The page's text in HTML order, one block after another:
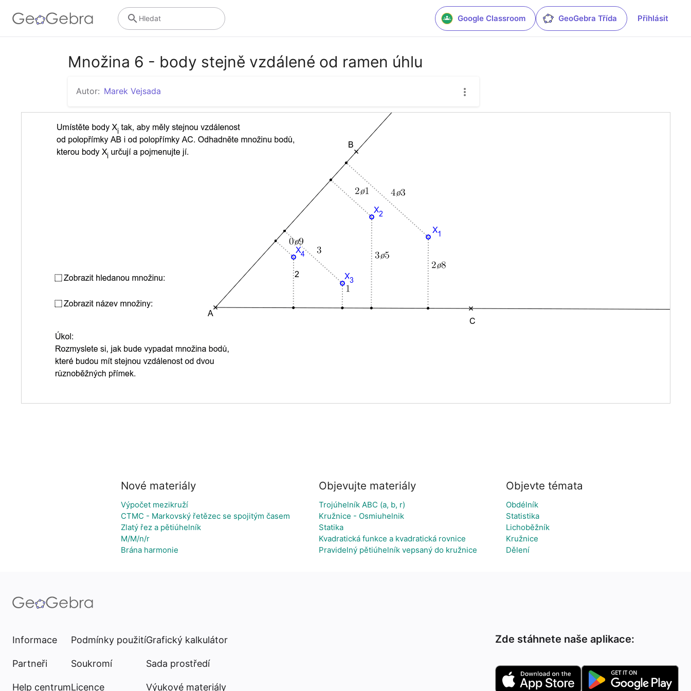
Google Classroom GeoGebra Třída Přihlásit
Hledat
Množina 6 - body stejně vzdálené od ramen úhlu
Autor: Marek Vejsada
Nové materiály
Výpočet mezikruží
CTMC - Markovský řetězec se spojitým časem
Zlatý řez a pětiúhelník
M/M/n/r
Brána harmonie
Objevujte materiály
Trojúhelník ABC (a, b, r)
Kružnice - Osmiuhelnik
Statika
Kvadratická funkce a kvadratická rovnice
Pravidelný pětiúhelník vepsaný do kružnice
Objevte témata
Obdélník
Statistika
Lichoběžník
Kružnice
Dělení
Informace
Partneři
Help centrum
Podmínky použití
Soukromí
Licence
Grafický kalkulátor
Sada prostředí
Výukové materiály
Zde stáhnete naše aplikace: